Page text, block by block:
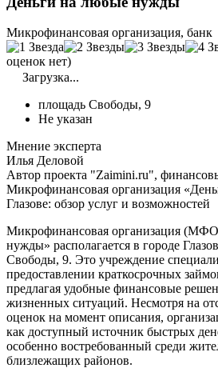
Микрофинансовая организация, банк
оценок нет)
Загрузка...
площадь Свободы, 9
Не указан
Мнение эксперта
Илья Деловой
Автор проекта "Zaimini.ru",
Микрофинансовая организация
Глазове: обзор услуг и возможностей
Микрофинансовая организация
нужды» располагается в городе
Свободы, 9. Это учреждение
предоставлении краткосрочных
предлагая удобные финансовые
жизненных ситуаций. Несмотря на
оценок на момент описания,
как доступный источник быстрых
особенно востребованный среди
близлежащих районов.